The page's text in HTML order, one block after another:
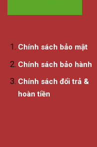
Chính sách bảo mật
Chính sách bảo hành
Chính sách đổi trả &
hoàn tiền